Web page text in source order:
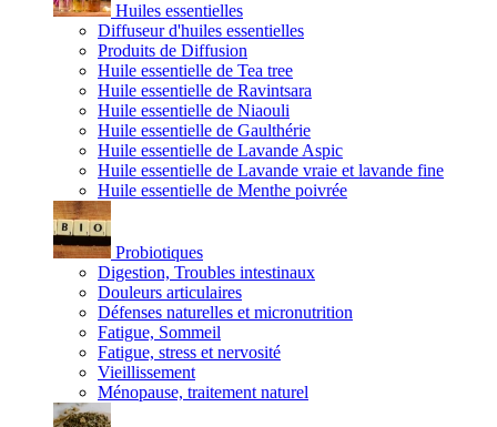
Huiles essentielles
Diffuseur d'huiles essentielles
Produits de Diffusion
Huile essentielle de Tea tree
Huile essentielle de Ravintsara
Huile essentielle de Niaouli
Huile essentielle de Gaulthérie
Huile essentielle de Lavande Aspic
Huile essentielle de Lavande vraie et lavande fine
Huile essentielle de Menthe poivrée
Probiotiques
Digestion, Troubles intestinaux
Douleurs articulaires
Défenses naturelles et micronutrition
Fatigue, Sommeil
Fatigue, stress et nervosité
Vieillissement
Ménopause, traitement naturel